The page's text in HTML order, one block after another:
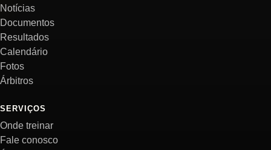
Notícias
Documentos
Resultados
Calendário
Fotos
Árbitros
SERVIÇOS
Onde treinar
Fale conosco